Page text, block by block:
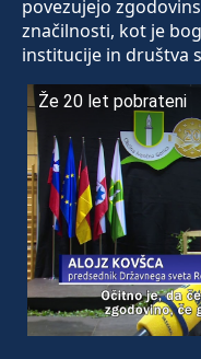
povezujejo
značilnosti, kot je
institucije in društva
Že 20 let pobrateni